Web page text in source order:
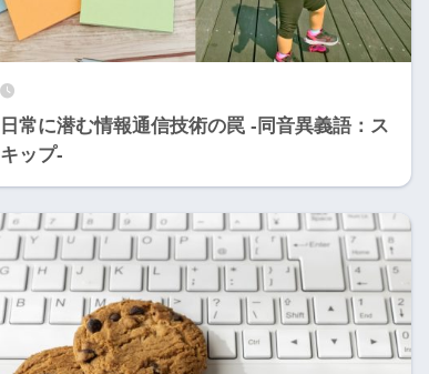
日常に潜む情報通信技術の罠 -同音異義語：ス
キップ-